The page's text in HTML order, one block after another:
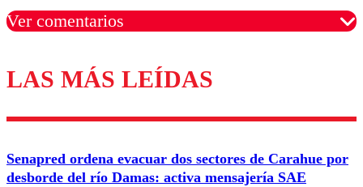
Ver comentarios
Los comentarios son moderados para garantizar un
diálogo respetuoso.
Nombre
Correo
LAS MÁS LEÍDAS
Senapred ordena evacuar dos sectores de Carahue por
desborde del río Damas: activa mensajería SAE